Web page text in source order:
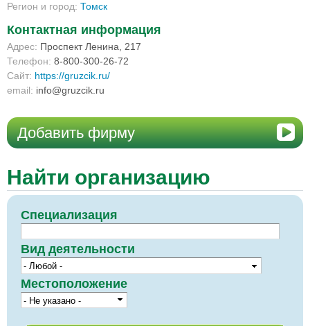
Регион и город: Томск
Контактная информация
Адрес: Проспект Ленина, 217
Телефон: 8-800-300-26-72
Сайт: https://gruzcik.ru/
email: info@gruzcik.ru
Добавить фирму
Найти организацию
Специализация
Вид деятельности
Местоположение